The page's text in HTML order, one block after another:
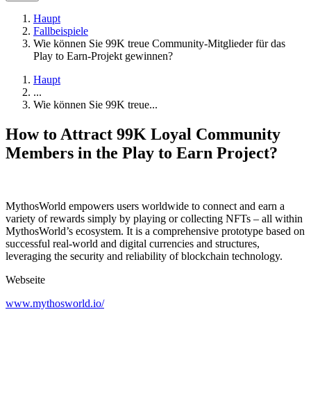
Haupt
Fallbeispiele
Wie können Sie 99K treue Community-Mitglieder für das
Play to Earn-Projekt gewinnen?
Haupt
...
Wie können Sie 99K treue...
How to Attract 99K Loyal Community
Members in the Play to Earn Project?
MythosWorld empowers users worldwide to connect and earn a
variety of rewards simply by playing or collecting NFTs – all within
MythosWorld’s ecosystem. It is a comprehensive prototype based on
successful real-world and digital currencies and structures,
leveraging the security and reliability of blockchain technology.
Webseite
www.mythosworld.io/